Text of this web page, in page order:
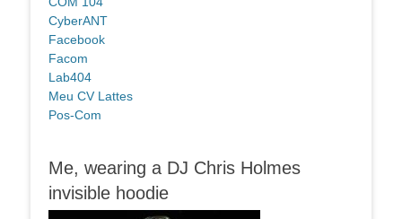
CyberANT
Facebook
Facom
Lab404
Meu CV Lattes
Pos-Com
Me, wearing a DJ Chris Holmes
invisible hoodie